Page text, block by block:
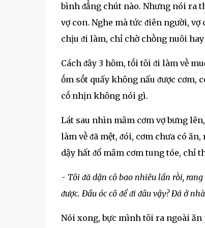
bình ᵭẳng chút nào. Nhưng nói ra
vợ con. Nghe mà tức ᵭiên người,
chịu ᵭi làm, chỉ chờ chṑng nuȏi hay
Cách ᵭȃy 3 hȏm, tṓi tȏi ᵭi làm vḕ
ṓm sṓt quấy khȏng nấu ᵭược cơm,
cṓ nhịn khȏng nói gì.
Lát sau nhìn mȃm cơm vợ bưng
làm vḕ ᵭã mệt, ᵭói, cơm chưa có
dậy hất ᵭổ mȃm cơm tung tóe, chỉ
- Tȏi ᵭã dặn cȏ bao nhiêu lần rṑi,
ᵭược. Đầu óc cȏ ᵭể ᵭi ᵭȃu vậy? Đã ở
Nói xong, bực mình tȏi ra ngoài ăn